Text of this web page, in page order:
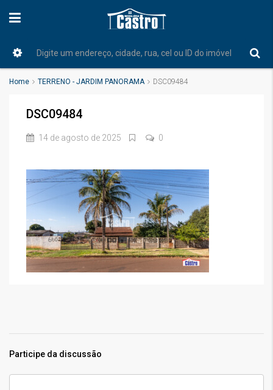
Home TERRENO - JARDIM PANORAMA DSC09484
DSC09484
14 de agosto de 2025 0
Participe da discussão